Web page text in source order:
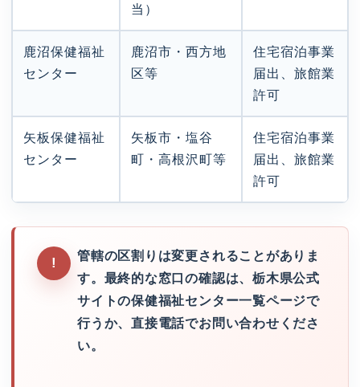
当）
鹿沼保健福祉
センター
鹿沼市・西方地
区等
住宅宿泊事業
届出、旅館業
許可
矢板保健福祉
センター
矢板市・塩谷
町・高根沢町等
住宅宿泊事業
届出、旅館業
許可
管轄の区割りは変更されることがありま
す。最終的な窓口の確認は、栃木県公式
サイトの保健福祉センター一覧ページで
行うか、直接電話でお問い合わせくださ
い。